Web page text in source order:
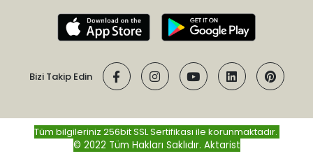
Bizi Takip Edin
Tüm bilgileriniz 256bit SSL Sertifikası ile korunmaktadır.
© 2022 Tüm Hakları Saklıdır. Aktarist